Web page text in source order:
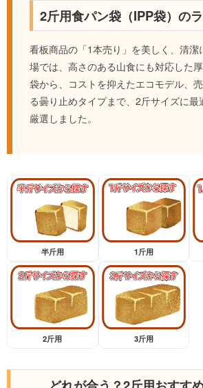
2斤用食パン袋（IPP袋）の
看板商品の「1本売り」を美しく、清潔
場では、高さのある山食にも対応した
袋から、コストを抑えたエコモデル、
る曇り止めタイプまで、2斤サイズに最
厳選しました。
半斤用 1斤用
2斤用 3斤用